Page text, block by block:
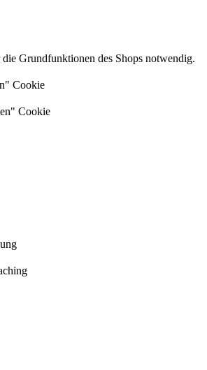
Grundfunktionen des Shops notwendig.
Cookie
Cookie